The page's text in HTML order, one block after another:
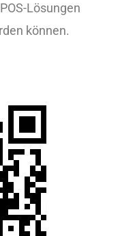
Lösungen
können.